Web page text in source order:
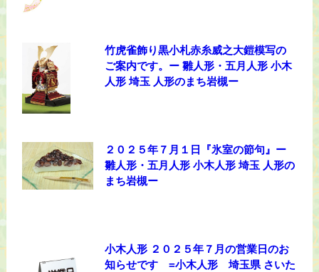
竹虎雀飾り黒小札赤糸威之大鎧模写の
ご案内です。ー 雛人形・五月人形 小木
人形 埼玉 人形のまち岩槻ー
２０２５年７月１日『氷室の節句』ー
雛人形・五月人形 小木人形 埼玉 人形の
まち岩槻ー
小木人形 ２０２５年７月の営業日のお
知らせです =小木人形 埼玉県 さいた